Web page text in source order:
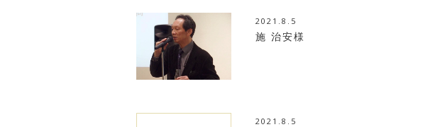
2021.8.5
施 治安様
2021.8.5